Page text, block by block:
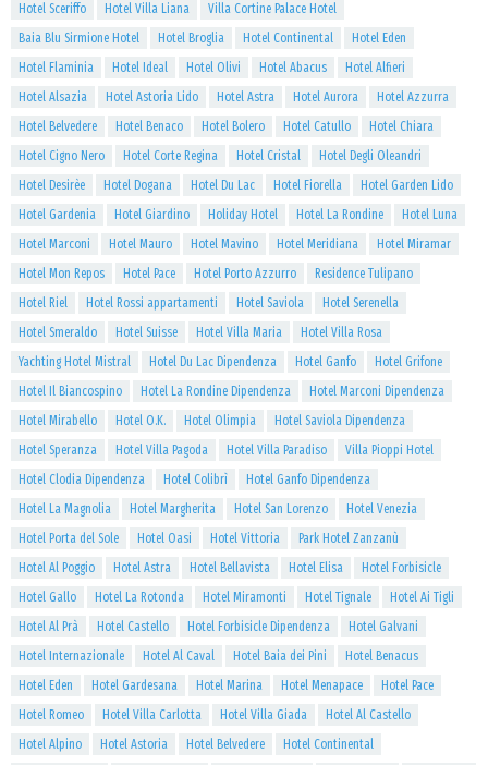
Hotel Sceriffo
Hotel Villa Liana
Villa Cortine Palace Hotel
Baia Blu Sirmione Hotel
Hotel Broglia Hotel Continental
Hotel Eden
Hotel Flaminia
Hotel Ideal Hotel Olivi Hotel Abacus
Hotel Alfieri
Hotel Alsazia
Hotel Astoria Lido Hotel Astra Hotel Aurora
Hotel Azzurra
Hotel Belvedere
Hotel Benaco Hotel Bolero Hotel Catullo
Hotel Chiara
Hotel Cigno Nero
Hotel Corte Regina Hotel Cristal
Hotel Degli Oleandri
Hotel Desirèe
Hotel Dogana Hotel Du Lac Hotel Fiorella
Hotel Garden Lido
Hotel Gardenia
Hotel Giardino Holiday Hotel Hotel La Rondine
Hotel Luna
Hotel Marconi
Hotel Mauro Hotel Mavino Hotel Meridiana
Hotel Miramar
Hotel Mon Repos
Hotel Pace Hotel Porto Azzurro
Residence Tulipano
Hotel Riel
Hotel Rossi appartamenti Hotel Saviola
Hotel Serenella
Hotel Smeraldo
Hotel Suisse Hotel Villa Maria
Hotel Villa Rosa
Yachting Hotel Mistral
Hotel Du Lac Dipendenza Hotel Ganfo
Hotel Grifone
Hotel Il Biancospino
Hotel La Rondine Dipendenza
Hotel Marconi Dipendenza
Hotel Mirabello
Hotel O.K. Hotel Olimpia
Hotel Saviola Dipendenza
Hotel Speranza
Hotel Villa Pagoda Hotel Villa Paradiso
Villa Pioppi Hotel
Hotel Clodia Dipendenza
Hotel Colibrì
Hotel Ganfo Dipendenza
Hotel La Magnolia
Hotel Margherita Hotel San Lorenzo
Hotel Venezia
Hotel Porta del Sole
Hotel Oasi Hotel Vittoria
Park Hotel Zanzanù
Hotel Al Poggio
Hotel Astra Hotel Bellavista Hotel Elisa
Hotel Forbisicle
Hotel Gallo
Hotel La Rotonda Hotel Miramonti Hotel Tignale
Hotel Ai Tigli
Hotel Al Prà
Hotel Castello Hotel Forbisicle Dipendenza
Hotel Galvani
Hotel Internazionale
Hotel Al Caval Hotel Baia dei Pini
Hotel Benacus
Hotel Eden
Hotel Gardesana Hotel Marina Hotel Menapace
Hotel Pace
Hotel Romeo
Hotel Villa Carlotta Hotel Villa Giada
Hotel Al Castello
Hotel Alpino
Hotel Astoria Hotel Belvedere
Hotel Continental